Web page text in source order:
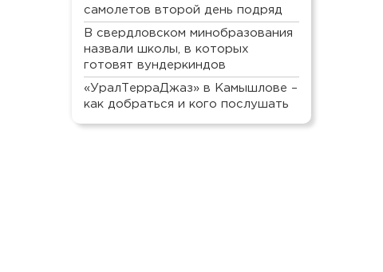
самолетов второй день подряд
В свердловском минобразования
назвали школы, в которых
готовят вундеркиндов
«УралТерраДжаз» в Камышлове –
как добраться и кого послушать